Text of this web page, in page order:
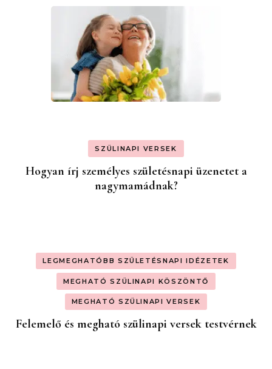
SZÜLINAPI VERSEK
Hogyan írj személyes születésnapi üzenetet a
nagymamádnak?
LEGMEGHATÓBB SZÜLETÉSNAPI IDÉZETEK
MEGHATÓ SZÜLINAPI KÖSZÖNTŐ
MEGHATÓ SZÜLINAPI VERSEK
Felemelő és megható szülinapi versek testvérnek